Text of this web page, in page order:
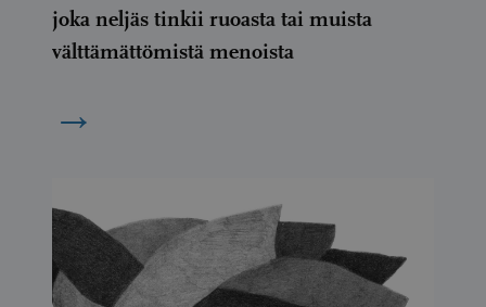
joka neljäs tinkii ruoasta tai muista
välttämättömistä menoista
→